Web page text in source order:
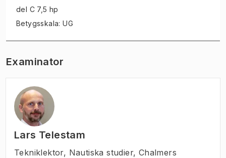
del C 7,5 hp
Betygsskala: UG
Examinator
Lars Telestam
Tekniklektor, Nautiska studier, Chalmers